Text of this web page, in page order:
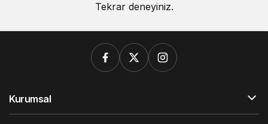
Tekrar deneyiniz.
Kurumsal